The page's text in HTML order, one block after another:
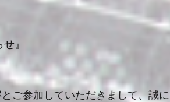
』
ご参加していただきまして、誠